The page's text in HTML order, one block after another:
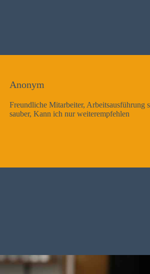
Arbeitsausführung sehr gut und sehr